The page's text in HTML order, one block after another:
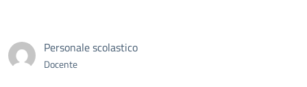
Personale scolastico
Docente